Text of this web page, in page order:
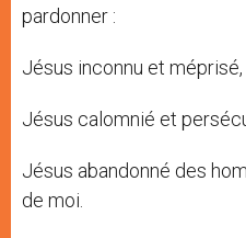
pardonner :
Jésus inconnu et
Jésus calomnié et
Jésus abandonné des
de moi.